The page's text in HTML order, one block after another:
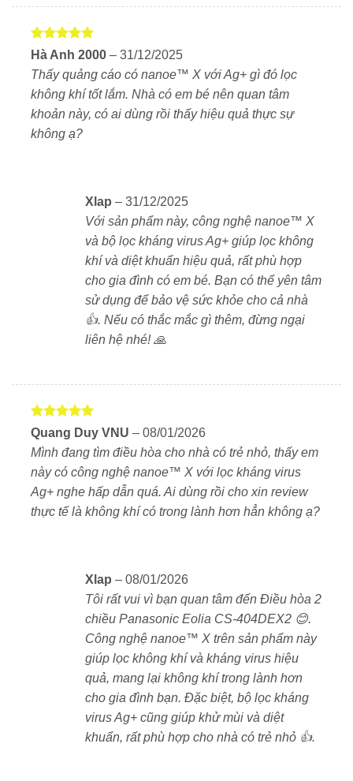
Hút ẩm theo mức cài đặt
✅Sưởi ấm chân 35°C
Giữ ấm phần chân hiệu quả – mang lại cảm giác dễ
chịu trong mùa đông lạnh.
✅
AI học thói quen và cảm biến thông minh
Ghi nhớ hành vi người dùng, cảm biến chuyển
Điều khiển từ xa qua App Eolia
Kết nối Wi-Fi tiện lợi, có thể điều khiển từ bất cứ
Chế độ yên tĩnh (Quiet Mode)
Giảm độ ồn xuống mức thấp nhất – lý tưởng cho
phòng ngủ, trẻ nhỏ hoặc người lớn tuổi.
khuẩn toàn diện
Điều hòaPanasonic CS-404DEX
một thiết bị làm mát/sưởi mà còn là một
không khí chuyên dụng:
Bộ lọc kháng virus tích hợp ion bạc Ag+
Lọc bụi mịn và vi khuẩn bằng công nghệ
Robot tự động làm sạch bộ lọc
Lớp phủ chống bám bụi và ẩm trên dàn tản
giúp không khí thổi ra luôn sạch sẽ
Chức năng Outing Cleanlàm sạch không khí kể
cả khi bạn không ở nhà
Giám sát nấm mốc bên trong máygiúp hạn chế
Được xếp
sao
Hà Anh 2000 – 31/12/2025
Thấy quảng cáo có nanoe™ X với Ag+ gì đó lọc
không khí tốt lắm. Nhà có em bé nên quan tâm
khoản này, có ai dùng rồi thấy hiệu quả thực sự
không ạ?
Xlap – 31/12/2025
Với sản phẩm này, công nghệ nanoe™ X
và bộ lọc kháng virus Ag+ giúp lọc không
khí và diệt khuẩn hiệu quả, rất phù hợp
cho gia đình có em bé. Bạn có thể yên tâm
sử dụng để bảo vệ sức khỏe cho cả nhà
👍. Nếu có thắc mắc gì thêm, đừng ngại
liên hệ nhé! 🙏
Được xếp
hạng
55
sao
Quang Duy VNU – 08/01/2026
Mình đang tìm điều hòa cho nhà có trẻ nhỏ, thấy em
này có công nghệ nanoe™ X với lọc kháng virus
Ag+ nghe hấp dẫn quá. Ai dùng rồi cho xin review
thực tế là không khí có trong lành hơn hẳn không ạ?
Xlap – 08/01/2026
Tôi rất vui vì bạn quan tâm đến Điều hòa 2
chiều Panasonic Eolia CS-404DEX2 😊.
Công nghệ nanoe™ X trên sản phẩm này
giúp lọc không khí và kháng virus hiệu
quả, mang lại không khí trong lành hơn
cho gia đình bạn. Đặc biệt, bộ lọc kháng
virus Ag+ cũng giúp khử mùi và diệt
khuẩn, rất phù hợp cho nhà có trẻ nhỏ 👍.